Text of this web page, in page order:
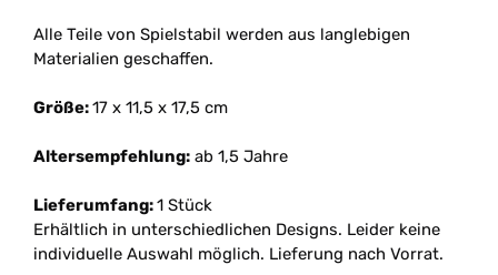
Alle Teile von Spielstabil werden aus langlebigen
Materialien geschaffen.
Größe:17 x 11,5 x 17,5 cm
Altersempfehlung: ab 1,5 Jahre
Lieferumfang:1 Stück
Erhältlich in unterschiedlichen Designs. Leider keine
individuelle Auswahl möglich. Lieferung nach Vorrat.